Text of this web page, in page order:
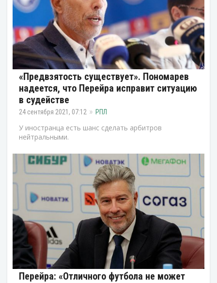
«Предвзятость существует». Пономарев
надеется, что Перейра исправит ситуацию
в судействе
24 сентября 2021, 07:12 РПЛ
У иностранца есть шанс сделать арбитров
нейтральными.
Перейра: «Отличного футбола не может